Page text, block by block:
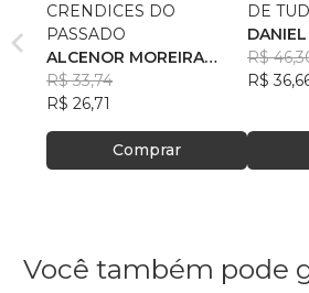
CRENDICES DO
PASSADO
ALCENOR MOREIRA
COSTA
R$ 33,74
R$ 26,71
Comprar
DE
R$
R$
Você também pode